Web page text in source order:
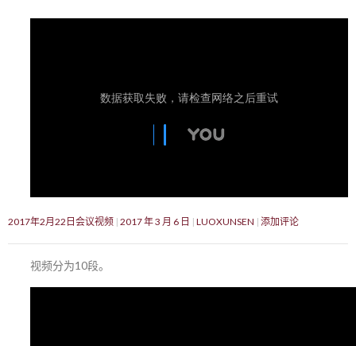
2017年2月22日会议视频 2017 年 3 月 6 日 LUOXUNSEN 添加评论
视频分为10段。